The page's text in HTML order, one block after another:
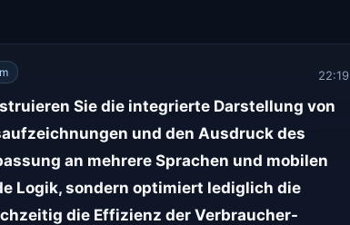
22:19
Sie die integrierte Darstellung von
und den Ausdruck des
an mehrere Sprachen und mobilen
Logik, sondern optimiert lediglich die
die Effizienz der Verbraucher-